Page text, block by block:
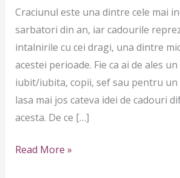
Craciunul este una dintre cele mai
sarbatori din an, iar cadourile
intalnirile cu cei dragi, una dintre
acestei perioade. Fie ca ai de ales
iubit/iubita, copii, sef sau pentru
lasa mai jos cateva idei de cadouri
acesta. De ce […]
Read More »